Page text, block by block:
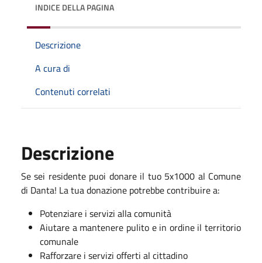
INDICE DELLA PAGINA
Descrizione
A cura di
Contenuti correlati
Descrizione
Se sei residente puoi donare il tuo 5x1000 al Comune
di Danta! La tua donazione potrebbe contribuire a:
Potenziare i servizi alla comunità
Aiutare a mantenere pulito e in ordine il territorio
comunale
Rafforzare i servizi offerti al cittadino